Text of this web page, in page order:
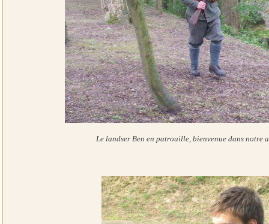
Le landser Ben en patrouille, bienvenue dans notre